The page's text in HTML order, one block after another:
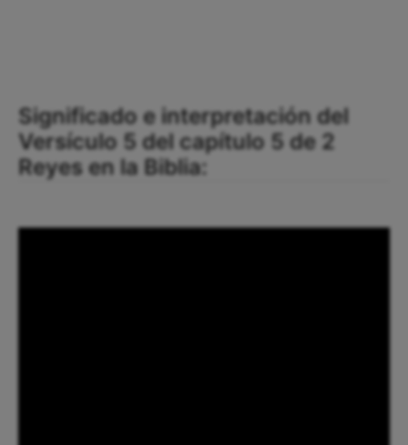
Significado e interpretación del
Versículo 5 del capítulo 5 de 2
Reyes en la Biblia: